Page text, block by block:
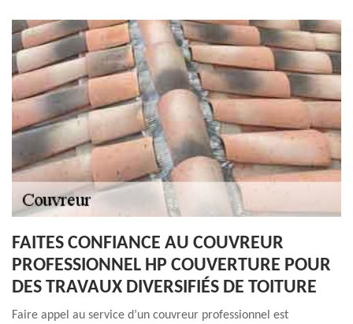
FAITES CONFIANCE AU COUVREUR
PROFESSIONNEL HP COUVERTURE POUR
DES TRAVAUX DIVERSIFIÉS DE TOITURE
Faire appel au service d’un couvreur professionnel est